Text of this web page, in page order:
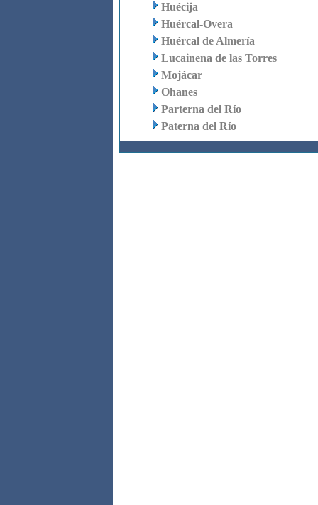
Huécija
Huércal-Overa
Huércal de Almería
Lucainena de las Torres
Mojácar
Ohanes
Parterna del Río
Paterna del Río